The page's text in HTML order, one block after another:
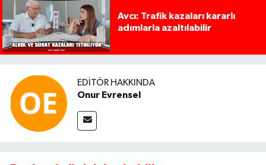
Avcı: Trafik kazaları kararlı
adımlarla azaltılabilir
EDITÖR HAKKINDA
Onur Evrensel